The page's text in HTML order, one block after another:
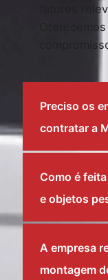
fatores
Preciso os
contratar a
Como é
e objetos
A empresa
montagem